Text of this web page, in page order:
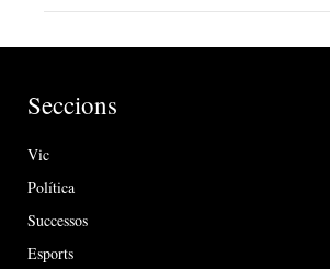
Seccions
Vic
Política
Successos
Esports